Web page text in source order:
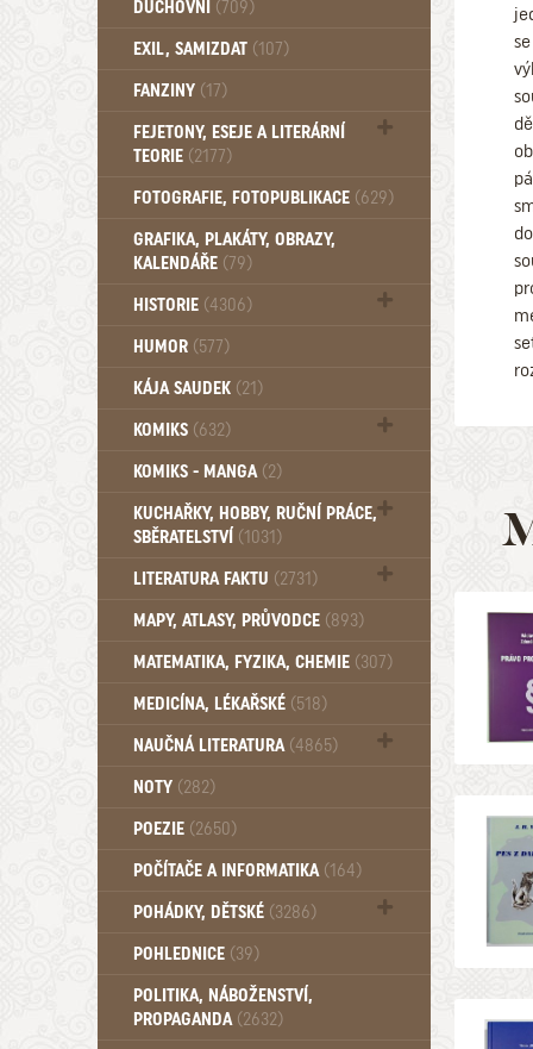
DUCHOVNÍ (709)
Okultismus (110)
EXIL, SAMIZDAT (107)
FANZINY (17)
FEJETONY, ESEJE A LITERÁRNÍ
TEORIE (2177)
Citáty, aforismy, snáře, přísloví,
FOTOGRAFIE, FOTOPUBLIKACE (629)
GRAFIKA, PLAKÁTY, OBRAZY,
KALENDÁŘE (79)
HISTORIE (4306)
Mytologie, Mýty, Báje, Pověsti (203)
HUMOR (577)
KÁJA SAUDEK (21)
KOMIKS (632)
Komiks - Čtyřlístek (232)
KOMIKS - MANGA (2)
KUCHAŘKY, HOBBY, RUČNÍ PRÁCE,
SBĚRATELSTVÍ (1031)
Dům a byt (102)
LITERATURA FAKTU (2731)
Katalogy (503)
MAPY, ATLASY, PRŮVODCE (893)
MATEMATIKA, FYZIKA, CHEMIE (307)
MEDICÍNA, LÉKAŘSKÉ (518)
NAUČNÁ LITERATURA (4865)
Zdraví a zdraví životní styl (510)
NOTY (282)
POEZIE (2650)
POČÍTAČE A INFORMATIKA (164)
POHÁDKY, DĚTSKÉ (3286)
Pro děti a mládež (2882)
Pohádky, Dětské - Od roku 1949 (257)
POHLEDNICE (39)
POLITIKA, NÁBOŽENSTVÍ,
PROPAGANDA (2632)